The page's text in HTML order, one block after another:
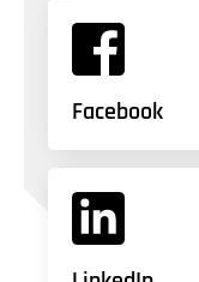
Facebook